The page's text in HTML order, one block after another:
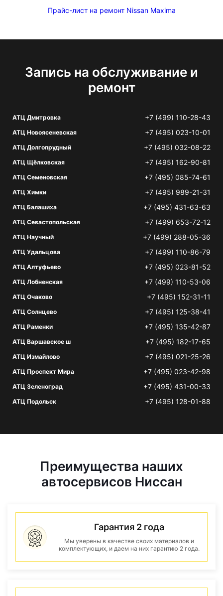
Прайс-лист на ремонт Nissan Maxima
Запись на обслуживание и
ремонт
АТЦ Дмитровка +7 (499) 110-28-43
АТЦ Новоясеневская +7 (495) 023-10-01
АТЦ Долгопрудный +7 (495) 032-08-22
АТЦ Щёлковская +7 (495) 162-90-81
АТЦ Семеновская +7 (495) 085-74-61
АТЦ Химки +7 (495) 989-21-31
АТЦ Балашиха +7 (495) 431-63-63
АТЦ Севастопольская +7 (499) 653-72-12
АТЦ Научный +7 (499) 288-05-36
АТЦ Удальцова +7 (499) 110-86-79
АТЦ Алтуфьево +7 (495) 023-81-52
АТЦ Лобненская +7 (499) 110-53-06
АТЦ Очаково +7 (495) 152-31-11
АТЦ Солнцево +7 (495) 125-38-41
АТЦ Раменки +7 (495) 135-42-87
АТЦ Варшавское ш +7 (495) 182-17-65
АТЦ Измайлово +7 (495) 021-25-26
АТЦ Проспект Мира +7 (495) 023-42-98
АТЦ Зеленоград +7 (495) 431-00-33
АТЦ Подольск +7 (495) 128-01-88
Преимущества наших
автосервисов Ниссан
Гарантия 2 года
Мы уверены в качестве своих материалов и
комплектующих, и даем на них гарантию 2 года.